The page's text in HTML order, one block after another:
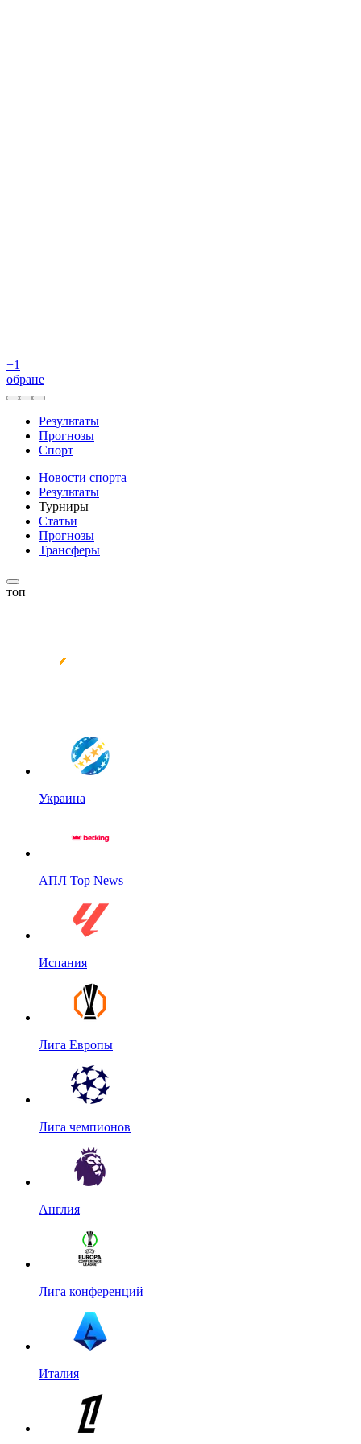
+1
обране
Результаты
Прогнозы
Спорт
Новости спорта
Результаты
Турниры
Статьи
Прогнозы
Трансферы
топ
Украина
АПЛ Top News
Испания
Лига Европы
Лига чемпионов
Англия
Лига конференций
Италия